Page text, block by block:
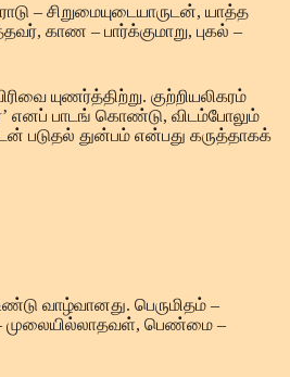
– சிறுமையுடையாருடன், யாத்த
காண – பார்க்குமாறு, புகல் –
யுணர்த்திற்று. குற்றியலிகரம்
எனப் பாடங் கொண்டு, விடம்போலும்
துன்பம் என்பது கருத்தாகக்
வாழ்வானது. பெருமிதம் –
– முலையில்லாதவள், பெண்மை –